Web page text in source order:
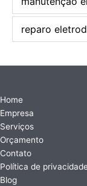
reparo
Home
Empresa
Serviços
Orçamento
Contato
Política de
Blog